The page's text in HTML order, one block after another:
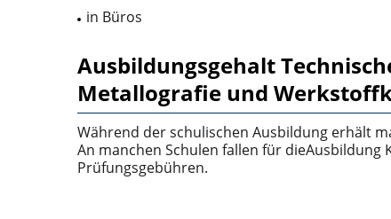
in Büros
Ausbildungsgehalt
Metallografie und
Während der schulischen Ausbildung erhält
An manchen Schulen fallen für dieAusbildung
Prüfungsgebühren.